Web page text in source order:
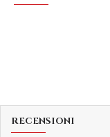
RECENSIONI